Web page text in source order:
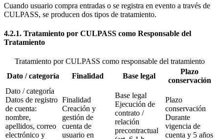
Cuando usuario compra entradas o se registra en evento a través de
CULPASS, se producen dos tipos de tratamiento.
4.2.1. Tratamiento por CULPASS como Responsable del
Tratamiento
Tratamiento por CULPASS como responsable del tratamiento
Dato / categoría
Finalidad Base legal
Plazo
conservación
Dato / categoría
Datos de registro
de cuenta:
nombre,
apellidos, correo
electrónico y
Finalidad
Creación y
gestión de
cuenta de
usuario en
Base legal
Ejecución de
contrato /
relación
precontractual
Plazo
conservación
Durante
vigencia de
cuenta y 5 años